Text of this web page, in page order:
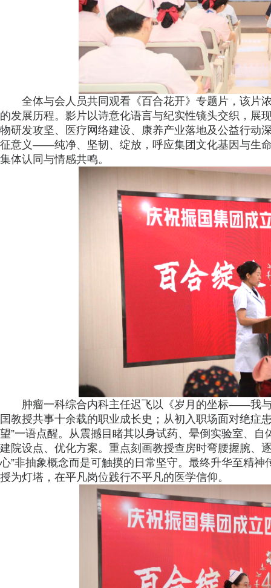
全体与会人员共同观看《百合花开》专题片，该片
的发展历程。影片以诗意化语言与纪实性镜头交织，展
物研发攻坚、医疗网络建设、康养产业落地及公益行动
征意义——纯净、坚韧、绽放，呼应集团文化基因与生
集体认同与情感共鸣。
肿瘤一科综合内科主任迟飞以《岁月的坐标——我
国教授共事十余载的职业成长史；从初入职场面对绝症
望”一语点醒。从震撼目睹其以身试药、晕倒实验室、
建院设点、优化方案。重点刻画教授查房时弯腰握腕、
心”非抽象概念而是可触摸的日常坚守。最终升华至精
授为灯塔，在平凡岗位践行不平凡的医学信仰。